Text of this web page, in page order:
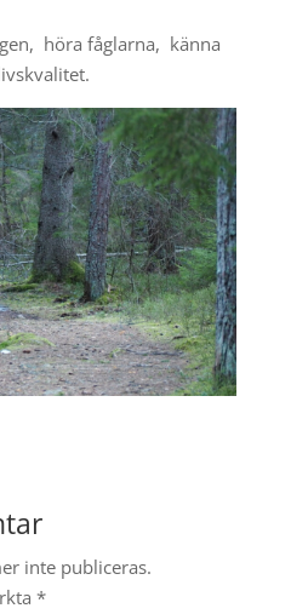
höra fåglarna, känna
inte publiceras.
*